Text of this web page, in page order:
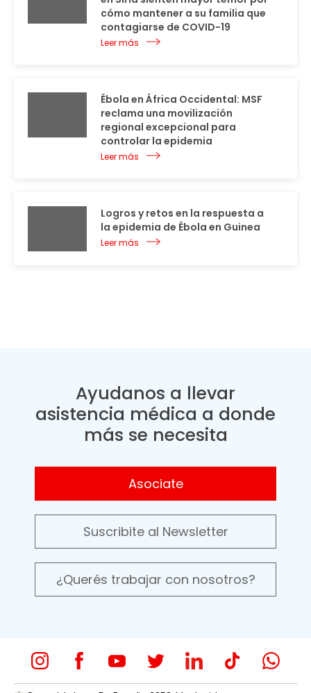
cómo mantener a su familia que
contagiarse de COVID-19
Leer más
Ébola en África Occidental: MSF
reclama una movilización
regional excepcional para
controlar la epidemia
Leer más
Logros y retos en la respuesta a
la epidemia de Ébola en Guinea
Leer más
Ayudanos a llevar
asistencia médica a donde
más se necesita
Asociate
Suscribite al Newsletter
¿Querés trabajar con nosotros?